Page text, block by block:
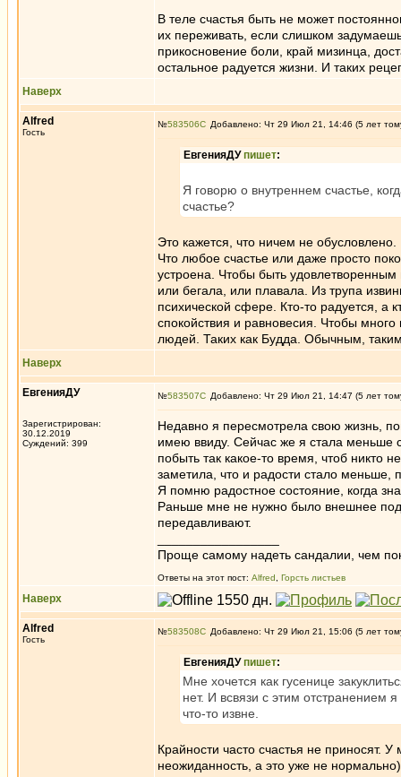
В теле счастья быть не может
их переживать, если слишком
прикосновение боли, край мизинца,
остальное радуется жизни. И таких
Наверх
Alfred
Гость
№583506 Добавлено: Чт 29 Июл 21, 14:46 (5 лет
ЕвгенияДУпишет:
Я говорю о внутреннем счастье,
счастье?
Это кажется, что ничем не
Что любое счастье или даже просто
устроена. Чтобы быть
или бегала, или плавала. Из трупа
психической сфере. Кто-то радуется, а
спокойствия и равновесия. Чтобы
людей. Таких как Будда. Обычным,
Наверх
ЕвгенияДУ
Зарегистрирован:
30.12.2019
Суждений: 399
№583507 Добавлено: Чт 29 Июл 21, 14:47 (5 лет
Недавно я пересмотрела свою жизнь,
имею ввиду. Сейчас же я стала меньше
побыть так какое-то время, чтоб никто
заметила, что и радости стало меньше,
Я помню радостное состояние, когда
Раньше мне не нужно было внешнее
передавливают.
Проще самому надеть сандалии, чем
Ответы на этот пост: Alfred Горсть листьев
Наверх
Alfred
Гость
№583508 Добавлено: Чт 29 Июл 21, 15:06 (5 лет
ЕвгенияДУпишет:
Мне хочется как гусенице
нет. И всвязи с этим отстранением
что-то извне.
Крайности часто счастья не приносят.
неожиданность, а это уже не